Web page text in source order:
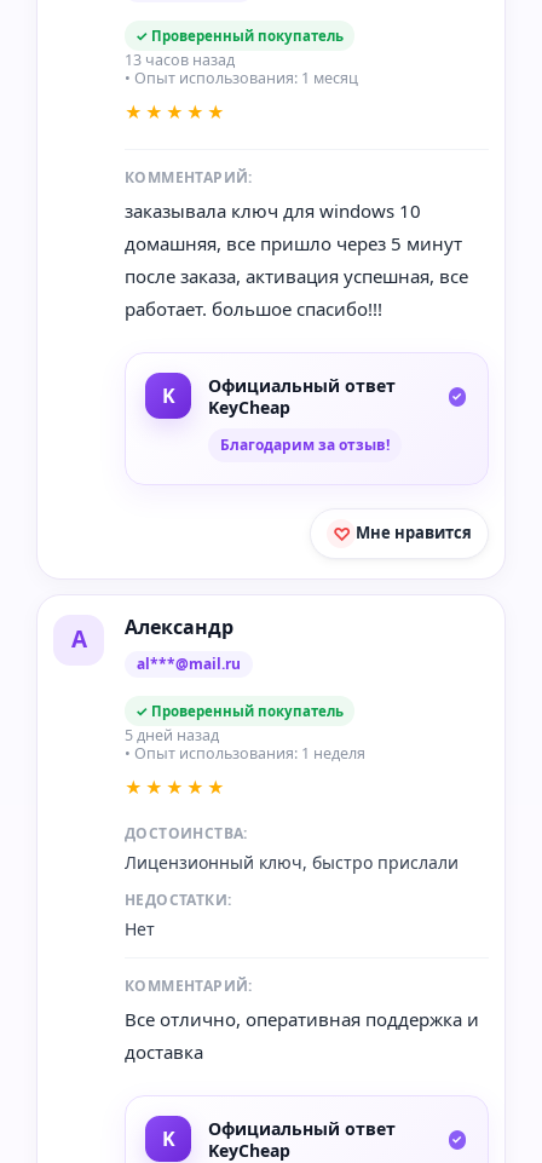
✓ Проверенный покупатель
13 часов назад
• Опыт использования: 1 месяц
★★★★★
КОММЕНТАРИЙ:
заказывала ключ для windows 10
домашняя, все пришло через 5 минут
после заказа, активация успешная, все
работает. большое спасибо!!!
Официальный ответ
KeyCheap
Благодарим за отзыв!
Мне нравится
А Александр
al***@mail.ru
✓ Проверенный покупатель
5 дней назад
• Опыт использования: 1 неделя
★★★★★
ДОСТОИНСТВА:
Лицензионный ключ, быстро прислали
НЕДОСТАТКИ:
Нет
КОММЕНТАРИЙ:
Все отлично, оперативная поддержка и
доставка
Официальный ответ
KeyCheap